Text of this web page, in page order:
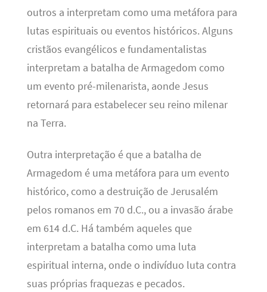
outros a interpretam como uma metáfora para
lutas espirituais ou eventos históricos. Alguns
cristãos evangélicos e fundamentalistas
interpretam a batalha de Armagedom como
um evento pré-milenarista, aonde Jesus
retornará para estabelecer seu reino milenar
na Terra.
Outra interpretação é que a batalha de
Armagedom é uma metáfora para um evento
histórico, como a destruição de Jerusalém
pelos romanos em 70 d.C., ou a invasão árabe
em 614 d.C. Há também aqueles que
interpretam a batalha como uma luta
espiritual interna, onde o indivíduo luta contra
suas próprias fraquezas e pecados.